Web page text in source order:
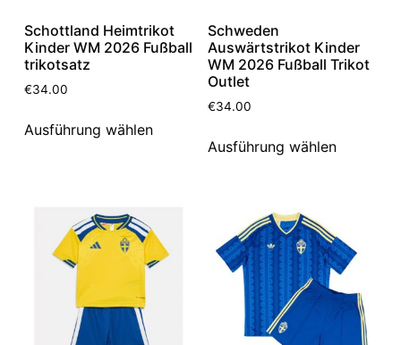
Schottland Heimtrikot
Kinder WM 2026 Fußball
trikotsatz
€34.00
Ausführung wählen
Schweden
Auswärtstrikot Kinder
WM 2026 Fußball Trikot
Outlet
€34.00
Ausführung wählen